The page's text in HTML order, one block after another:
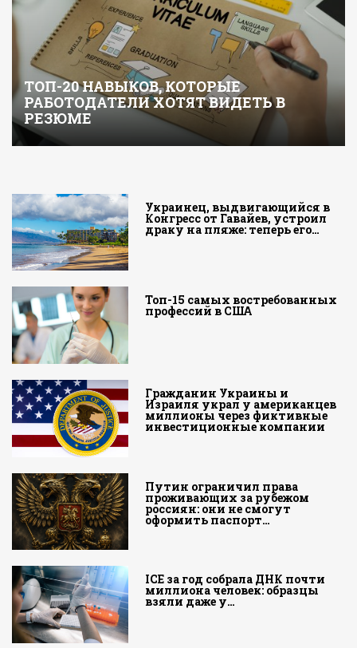
ТОП-20 НАВЫКОВ, КОТОРЫЕ
РАБОТОДАТЕЛИ ХОТЯТ ВИДЕТЬ В
РЕЗЮМЕ
Украинец, выдвигающийся в
Конгресс от Гавайев, устроил
драку на пляже: теперь его…
Топ-15 самых востребованных
профессий в США
Гражданин Украины и
Израиля украл у американцев
миллионы через фиктивные
инвестиционные компании
Путин ограничил права
проживающих за рубежом
россиян: они не смогут
оформить паспорт…
ICE за год собрала ДНК почти
миллиона человек: образцы
взяли даже у…